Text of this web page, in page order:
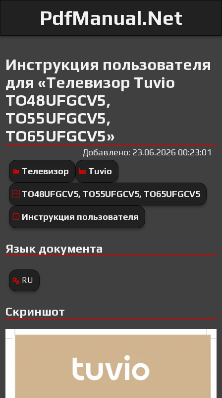
PdfManual.Net
Инструкция пользователя
для «Телевизор Tuvio
TO48UFGCV5,
TO55UFGCV5,
TO65UFGCV5»
Добавлено: 23.06.2026 00:23:01
Телевизор
Tuvio
TO48UFGCV5, TO55UFGCV5, TO65UFGCV5
Инструкция пользователя
Язык документа
RU
Скриншот